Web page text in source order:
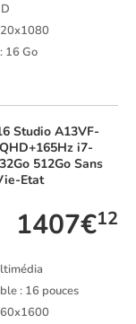
16 Go
Studio A13VF-
i7-
512Go Sans
Etat
1407€12
: 16 pouces